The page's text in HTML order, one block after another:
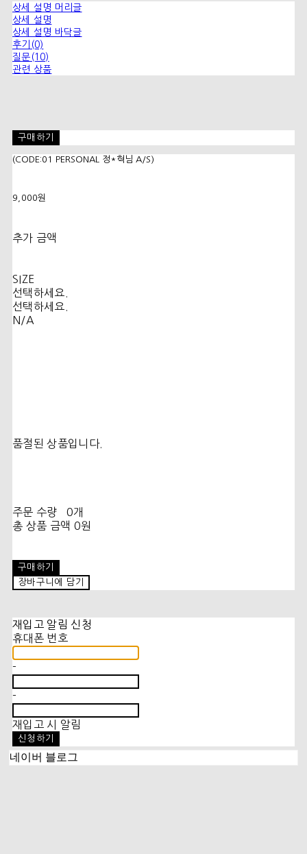
상세 설명 머리글
상세 설명
상세 설명 바닥글
후기(0)
질문(10)
관련 상품
구매하기
(CODE:01 PERSONAL 정*혁님 A/S)
9,000원
추가 금액
SIZE
선택하세요.
선택하세요.
N/A
품절된 상품입니다.
주문 수량
0개
총 상품 금액 0원
구매하기
장바구니에 담기
재입고 알림 신청
휴대폰 번호
-
-
재입고 시 알림
신청하기
네이버 블로그